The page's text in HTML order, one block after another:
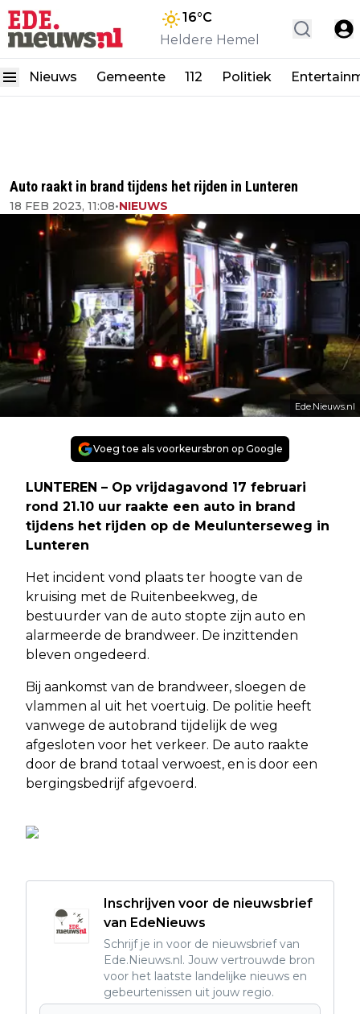
16°C
Heldere Hemel
Nieuws Gemeente 112 Politiek
Auto raakt in brand tijdens het rijden in Lunteren
18 FEB 2023, 11:08•NIEUWS
Ede.Nieuws.nl
Voeg toe als voorkeursbron op Google
LUNTEREN – Op vrijdagavond 17 februari
rond 21.10 uur raakte een auto in brand
tijdens het rijden op de Meulunterseweg in
Lunteren
Het incident vond plaats ter hoogte van de
kruising met de Ruitenbeekweg, de
bestuurder van de auto stopte zijn auto en
alarmeerde de brandweer. De inzittenden
bleven ongedeerd.
Bij aankomst van de brandweer, sloegen de
vlammen al uit het voertuig. De politie heeft
vanwege de autobrand tijdelijk de weg
afgesloten voor het verkeer. De auto raakte
door de brand totaal verwoest, en is door een
bergingsbedrijf afgevoerd.
Inschrijven voor de nieuwsbrief
van EdeNieuws
Schrijf je in voor de nieuwsbrief van
Ede.Nieuws.nl. Jouw vertrouwde bron
voor het laatste landelijke nieuws en
gebeurtenissen uit jouw regio.